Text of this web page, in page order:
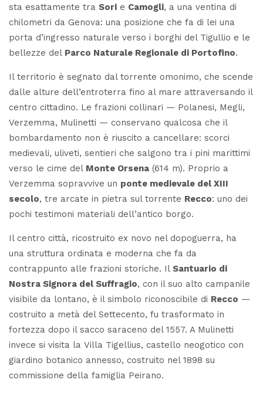
sta esattamente tra Sori e Camogli, a una ventina di
chilometri da Genova: una posizione che fa di lei una
porta d’ingresso naturale verso i borghi del Tigullio e le
bellezze del Parco Naturale Regionale di Portofino.
Il territorio è segnato dal torrente omonimo, che scende
dalle alture dell’entroterra fino al mare attraversando il
centro cittadino. Le frazioni collinari — Polanesi, Megli,
Verzemma, Mulinetti — conservano qualcosa che il
bombardamento non è riuscito a cancellare: scorci
medievali, uliveti, sentieri che salgono tra i pini marittimi
verso le cime del Monte Orsena (614 m). Proprio a
Verzemma sopravvive un ponte medievale del XIII
secolo, tre arcate in pietra sul torrente Recco: uno dei
pochi testimoni materiali dell’antico borgo.
Il centro città, ricostruito ex novo nel dopoguerra, ha
una struttura ordinata e moderna che fa da
contrappunto alle frazioni storiche. Il Santuario di
Nostra Signora del Suffragio, con il suo alto campanile
visibile da lontano, è il simbolo riconoscibile di Recco —
costruito a metà del Settecento, fu trasformato in
fortezza dopo il sacco saraceno del 1557. A Mulinetti
invece si visita la Villa Tigellius, castello neogotico con
giardino botanico annesso, costruito nel 1898 su
commissione della famiglia Peirano.